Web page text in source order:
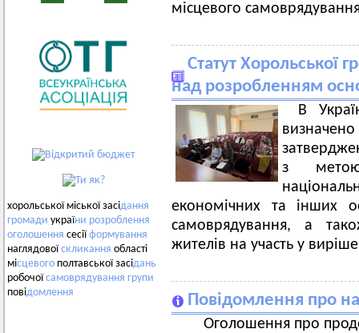
хорольської міської засідання
громади україни розроблення
оголошення сесіїформування
наглядовоїскликання області
місцевого полтавської засідань
робочоїсамоврядування групи
повідомлення
місцевого
Статут Хорольської
над розробленням
В
з метою
економічних та інших
самоврядування, а
жителів на участь у
Повідомлення про
Оголошення про